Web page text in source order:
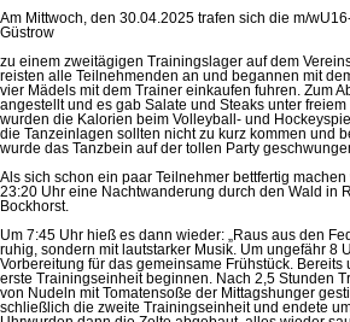
Am Mittwoch, den 30.04.2025 trafen sich die m/
Güstrow
zu einem zweitägigen Trainingslager auf dem
reisten alle Teilnehmenden an und begannen mit
vier Mädels mit dem Trainer einkaufen fuhren. Zum
angestellt und es gab Salate und Steaks unter
wurden die Kalorien beim Volleyball- und
die Tanzeinlagen sollten nicht zu kurz kommen und
wurde das Tanzbein auf der tollen Party
Als sich schon ein paar Teilnehmer bettfertig
23:20 Uhr eine Nachtwanderung durch den Wald in
Bockhorst.
Um 7:45 Uhr hieß es dann wieder: „Raus aus den
ruhig, sondern mit lautstarker Musik. Um ungefähr 8
Vorbereitung für das gemeinsame Frühstück. Bereits
erste Trainingseinheit beginnen. Nach 2,5 Stunden
von Nudeln mit Tomatensoße der Mittagshunger
schließlich die zweite Trainingseinheit und endete